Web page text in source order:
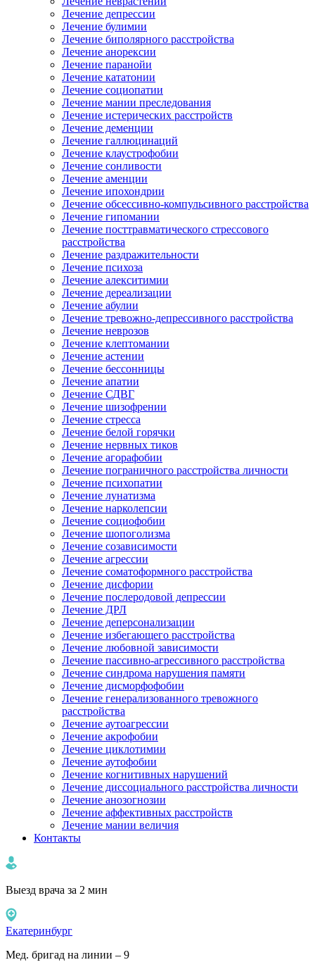
Лечение депрессии
Лечение булимии
Лечение биполярного расстройства
Лечение анорексии
Лечение паранойи
Лечение кататонии
Лечение социопатии
Лечение мании преследования
Лечение истерических расстройств
Лечение деменции
Лечение галлюцинаций
Лечение клаустрофобии
Лечение сонливости
Лечение аменции
Лечение ипохондрии
Лечение обсессивно-компульсивного расстройства
Лечение гипомании
Лечение посттравматического стрессового
расстройства
Лечение раздражительности
Лечение психоза
Лечение алекситимии
Лечение дереализации
Лечение абулии
Лечение тревожно-депрессивного расстройства
Лечение неврозов
Лечение клептомании
Лечение астении
Лечение бессонницы
Лечение апатии
Лечение СДВГ
Лечение шизофрении
Лечение стресса
Лечение белой горячки
Лечение нервных тиков
Лечение агорафобии
Лечение пограничного расстройства личности
Лечение психопатии
Лечение лунатизма
Лечение нарколепсии
Лечение социофобии
Лечение шопоголизма
Лечение созависимости
Лечение агрессии
Лечение соматоформного расстройства
Лечение дисфории
Лечение послеродовой депрессии
Лечение ДРЛ
Лечение деперсонализации
Лечение избегающего расстройства
Лечение любовной зависимости
Лечение пассивно-агрессивного расстройства
Лечение синдрома нарушения памяти
Лечение дисморфофобии
Лечение генерализованного тревожного
расстройства
Лечение аутоагрессии
Лечение акрофобии
Лечение циклотимии
Лечение аутофобии
Лечение когнитивных нарушений
Лечение диссоциального расстройства личности
Лечение анозогнозии
Лечение аффективных расстройств
Лечение мании величия
Контакты
Выезд врача за 2 мин
Екатеринбург
Мед. бригад на линии – 9